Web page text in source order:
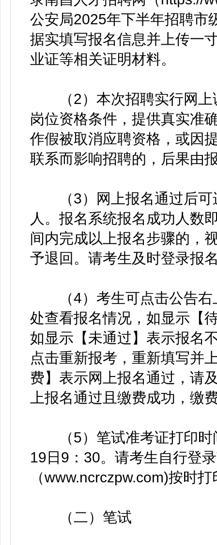
公安局2025年下半年招聘市
据实填写报名信息并上传一
业证等相关证明材料。
（2）本次招聘实行网上
岗位资格条件，提供真实准
作假被取消应聘资格，或因
联系而影响招聘的，后果由
（3）网上报名通过后可
人。报名系统报名成功人数
间内完成以上报名步骤的，
予退回。请考生及时登录报
（4）考生可点击公告右
处查看报名情况，如显示【
如显示【未通过】表示报名
点击重新报考，重新填写并
费】表示网上报名通过，请
上报名通过且缴费成功，缴
（5）笔试准考证打印时
19日9：30。请考生自行登
（www.ncrczpw.com)按时
（二）笔试